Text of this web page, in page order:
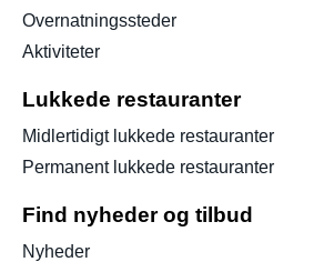
Overnatningssteder
Aktiviteter
Lukkede restauranter
Midlertidigt lukkede restauranter
Permanent lukkede restauranter
Find nyheder og tilbud
Nyheder